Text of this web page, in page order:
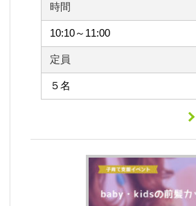
時間
10:10～11:00
定員
５名